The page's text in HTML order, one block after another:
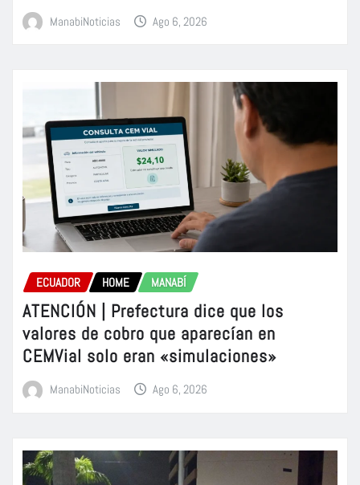
ManabiNoticias Ago 6, 2026
ECUADOR HOME MANABÍ
ATENCIÓN | Prefectura dice que los
valores de cobro que aparecían en
CEMVial solo eran «simulaciones»
ManabiNoticias Ago 6, 2026